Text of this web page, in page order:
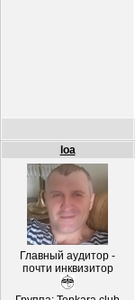
loa
Главный аудитор -
почти инквизитор